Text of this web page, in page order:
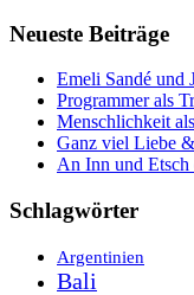
Neueste Beiträge
Emeli Sandé und
Programmer als
Menschlichkeit
Ganz viel Liebe
An Inn und Etsch
Schlagwörter
Argentinien
Bali